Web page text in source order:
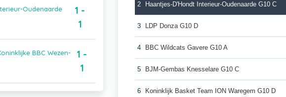
Oudenaarde
1 -
1
BBC Wezen-
1 -
1
2 Haantjes-D'Hondt Interieur-Oudenaarde G10 C
3 LDP Donza G10 D
4 BBC Wildcats Gavere G10 A
5 BJM-Gembas Knesselare G10 C
6 Koninklijk Basket Team ION Waregem G10 D